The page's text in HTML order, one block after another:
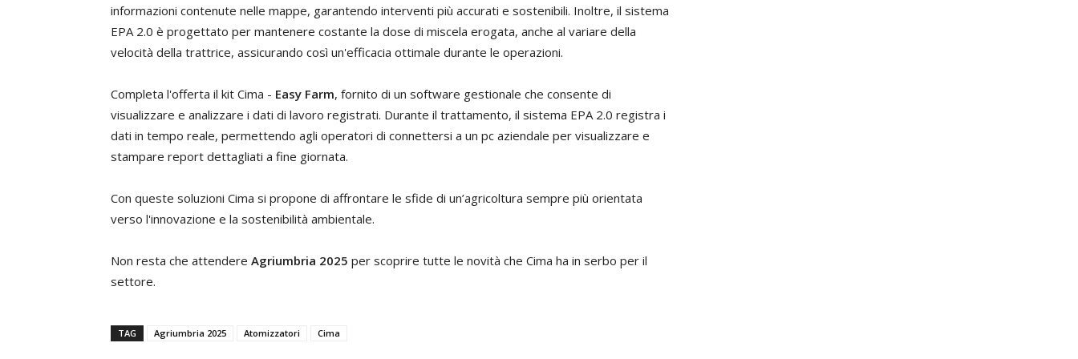
informazioni contenute nelle mappe, garantendo interventi più accurati e sostenibili. Inoltre, il sistema
EPA 2.0 è progettato per mantenere costante la dose di miscela erogata, anche al variare della
velocità della trattrice, assicurando così un'efficacia ottimale durante le operazioni.
Completa l'offerta il kit Cima - Easy Farm, fornito di un software gestionale che consente di
visualizzare e analizzare i dati di lavoro registrati. Durante il trattamento, il sistema EPA 2.0 registra i
dati in tempo reale, permettendo agli operatori di connettersi a un pc aziendale per visualizzare e
stampare report dettagliati a fine giornata.
Con queste soluzioni Cima si propone di affrontare le sfide di un’agricoltura sempre più orientata
verso l'innovazione e la sostenibilità ambientale.
Non resta che attendere Agriumbria 2025 per scoprire tutte le novità che Cima ha in serbo per il
settore.
TAG Agriumbria 2025 Atomizzatori Cima